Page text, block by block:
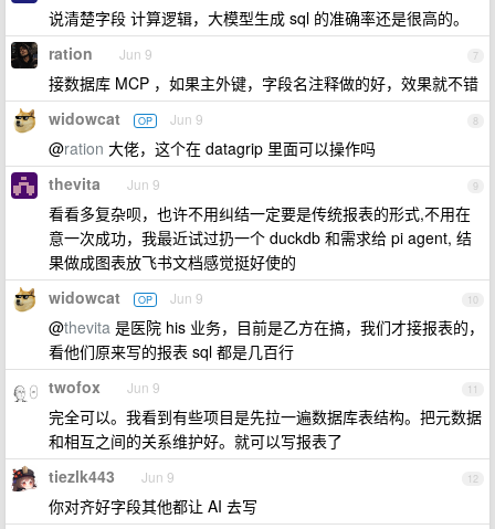
说清楚字段 计算逻辑，大模型生成 sql 的准确率还是很高的。
7
ration Jun 9
接数据库 MCP ，如果主外键，字段名注释做的好，效果就不错
8
widowcat OP Jun 9
@ration 大佬，这个在 datagrip 里面可以操作吗
9
thevita Jun 9
看看多复杂呗，也许不用纠结一定要是传统报表的形式,不用在
意一次成功，我最近试过扔一个 duckdb 和需求给 pi agent, 结
果做成图表放飞书文档感觉挺好使的
10
widowcat OP Jun 9
@thevita 是医院 his 业务，目前是乙方在搞，我们才接报表的，
看他们原来写的报表 sql 都是几百行
11
twofox Jun 9
完全可以。我看到有些项目是先拉一遍数据库表结构。把元数据
和相互之间的关系维护好。就可以写报表了
12
tiezlk443 Jun 9
你对齐好字段其他都让 AI 去写